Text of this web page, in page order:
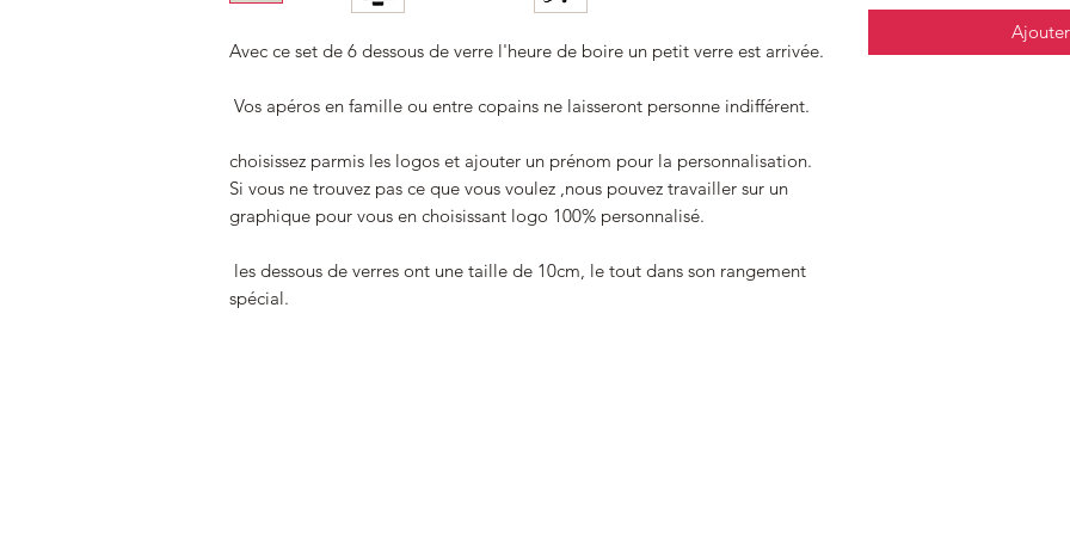
Avec ce set de 6 dessous de verre l'heure de boire un petit verre est arrivée.
Vos apéros en famille ou entre copains ne laisseront personne indifférent.
choisissez parmis les logos et ajouter un prénom pour la personnalisation.
Si vous ne trouvez pas ce que vous voulez ,nous pouvez travailler sur un
graphique pour vous en choisissant logo 100% personnalisé.
les dessous de verres ont une taille de 10cm, le tout dans son rangement
spécial.